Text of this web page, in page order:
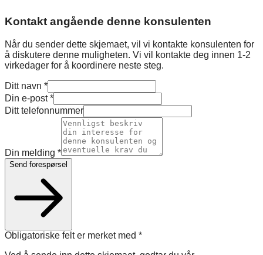
Kontakt angående denne konsulenten
Når du sender dette skjemaet, vil vi kontakte konsulenten for
å diskutere denne muligheten. Vi vil kontakte deg innen 1-2
virkedager for å koordinere neste steg.
Ditt navn *
Din e-post*
Ditt telefonnummer
Din melding *
Send forespørsel
Obligatoriske felt er merket med *